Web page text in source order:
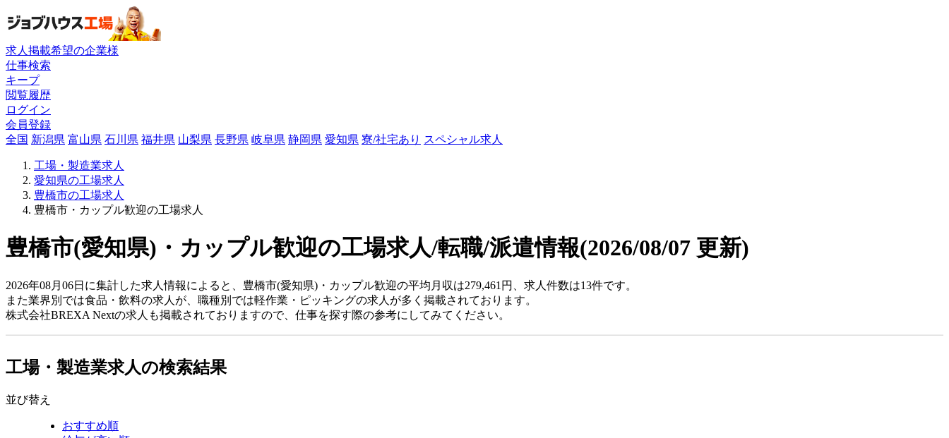
求人掲載希望の企業様
仕事検索
キープ
閲覧履歴
ログイン
会員登録
全国 新潟県 富山県 石川県 福井県 山梨県 長野県 岐阜県 静岡県 愛知県 寮/社宅あり スペシャル求人
工場・製造業求人
愛知県の工場求人
豊橋市の工場求人
豊橋市・カップル歓迎の工場求人
豊橋市(愛知県)・カップル歓迎の工場求人/転職/派遣情報(2026/08/07 更新)
2026年08月06日に集計した求人情報によると、豊橋市(愛知県)・カップル歓迎の平均月収は279,461円、求人件数は13件です。
また業界別では食品・飲料の求人が、職種別では軽作業・ピッキングの求人が多く掲載されております。
株式会社BREXA Nextの求人も掲載されておりますので、仕事を探す際の参考にしてみてください。
工場・製造業求人の検索結果
並び替え
おすすめ順